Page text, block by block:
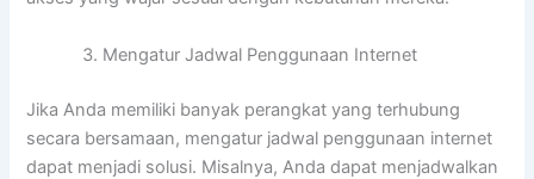
Mengatur Jadwal Penggunaan Internet
Jika Anda memiliki banyak perangkat yang terhubung
secara bersamaan, mengatur jadwal penggunaan internet
dapat menjadi solusi. Misalnya, Anda dapat menjadwalkan